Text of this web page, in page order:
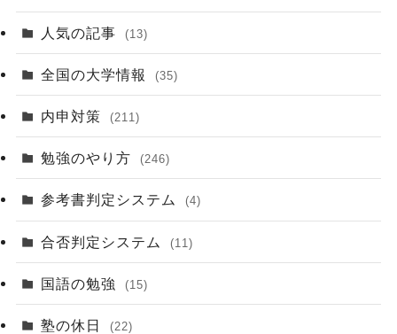
人気の記事 (13)
全国の大学情報 (35)
内申対策 (211)
勉強のやり方 (246)
参考書判定システム (4)
合否判定システム (11)
国語の勉強 (15)
塾の休日 (22)